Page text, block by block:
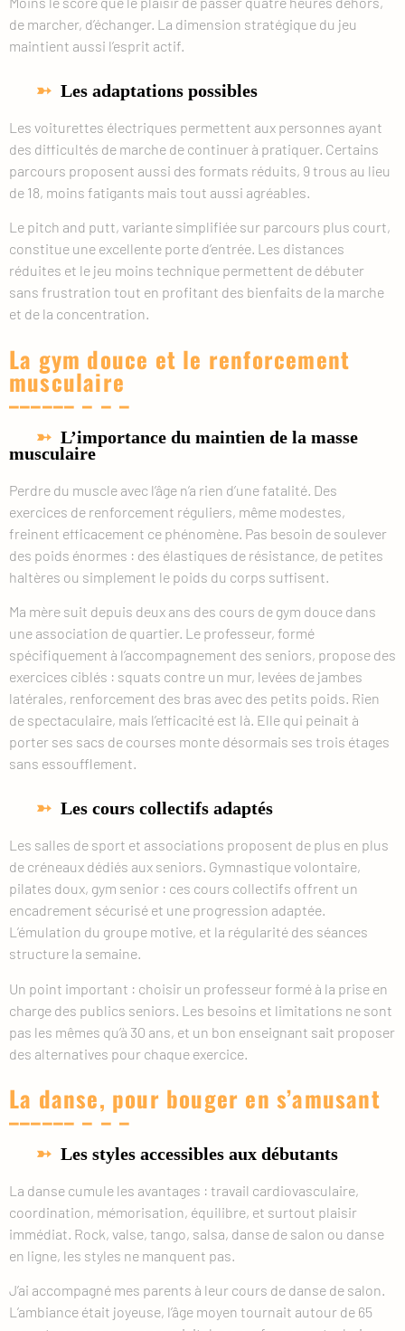
de marcher, d’échanger. La dimension stratégique du jeu
maintient aussi l’esprit actif.
Les adaptations possibles
Les voiturettes électriques permettent aux personnes ayant
des difficultés de marche de continuer à pratiquer. Certains
parcours proposent aussi des formats réduits, 9 trous au lieu
de 18, moins fatigants mais tout aussi agréables.
Le pitch and putt, variante simplifiée sur parcours plus court,
constitue une excellente porte d’entrée. Les distances
réduites et le jeu moins technique permettent de débuter
sans frustration tout en profitant des bienfaits de la marche
et de la concentration.
La gym douce et le renforcement
musculaire
L’importance du maintien de la masse
musculaire
Perdre du muscle avec l’âge n’a rien d’une fatalité. Des
exercices de renforcement réguliers, même modestes,
freinent efficacement ce phénomène. Pas besoin de soulever
des poids énormes : des élastiques de résistance, de petites
haltères ou simplement le poids du corps suffisent.
Ma mère suit depuis deux ans des cours de gym douce dans
une association de quartier. Le professeur, formé
spécifiquement à l’accompagnement des seniors, propose des
exercices ciblés : squats contre un mur, levées de jambes
latérales, renforcement des bras avec des petits poids. Rien
de spectaculaire, mais l’efficacité est là. Elle qui peinait à
porter ses sacs de courses monte désormais ses trois étages
sans essoufflement.
Les cours collectifs adaptés
Les salles de sport et associations proposent de plus en plus
de créneaux dédiés aux seniors. Gymnastique volontaire,
pilates doux, gym senior : ces cours collectifs offrent un
encadrement sécurisé et une progression adaptée.
L’émulation du groupe motive, et la régularité des séances
structure la semaine.
Un point important : choisir un professeur formé à la prise en
charge des publics seniors. Les besoins et limitations ne sont
pas les mêmes qu’à 30 ans, et un bon enseignant sait proposer
des alternatives pour chaque exercice.
La danse, pour bouger en s’amusant
Les styles accessibles aux débutants
La danse cumule les avantages : travail cardiovasculaire,
coordination, mémorisation, équilibre, et surtout plaisir
immédiat. Rock, valse, tango, salsa, danse de salon ou danse
en ligne, les styles ne manquent pas.
J’ai accompagné mes parents à leur cours de danse de salon.
L’ambiance était joyeuse, l’âge moyen tournait autour de 65